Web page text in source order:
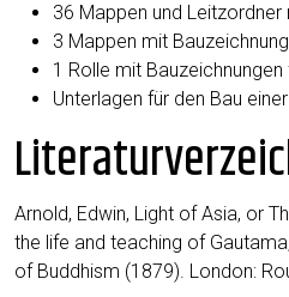
36 Map­pen und Leit­z­ord­ner
3 Map­pen mit
1 Rol­le mit
Unter­la­gen für den Bau
Arnold, Edwin, Light of Asia, or
the life and tea­ching of
of Bud­dhism (1879). Lon­don: